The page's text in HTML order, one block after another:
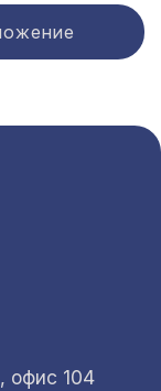
офис 104